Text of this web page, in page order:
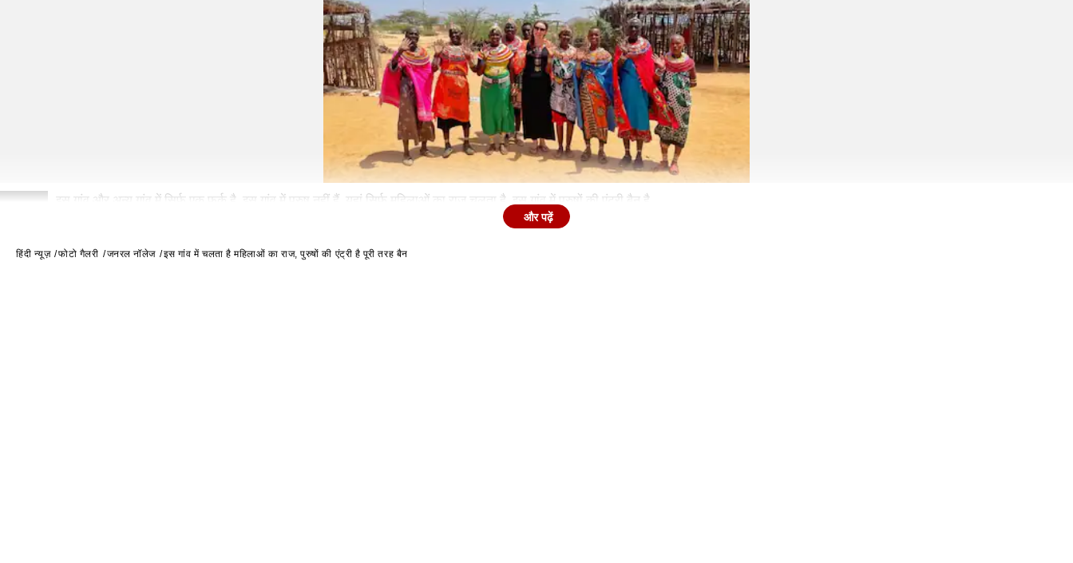
इस गांव और अन्य गांव में सिर्फ एक फर्क है, इस गांव में पुरुष नहीं हैं. यहां सिर्फ महिलाओं का राज चलता है. इस गांव में पुरुषों की एंट्री बैन है.
और पढ़ें
हिंदी न्यूज़ फोटो गैलरी जनरल नॉलेज इस गांव में चलता है महिलाओं का राज, पुरुषों की एंट्री है पूरी तरह बैन